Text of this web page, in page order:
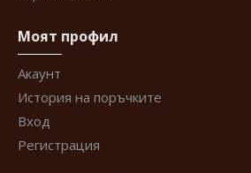
Моят профил
Акаунт
История на поръчките
Вход
Регистрация